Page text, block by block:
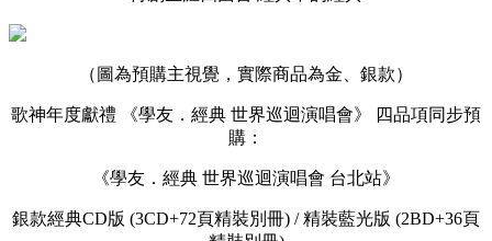
（圖為預購主視覺，實際商品為金、銀款）
歌神年度獻禮 《學友．經典 世界巡迴演唱會》 四品項同步預
購：
《學友．經典 世界巡迴演唱會 台北站》
銀款經典CD版 (3CD+72頁精裝別冊) / 精裝藍光版 (2BD+36頁